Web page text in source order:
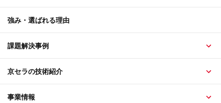
強み・選ばれる理由
課題解決事例
京セラの技術紹介
事業情報